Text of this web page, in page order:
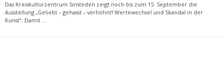
Das Kreiskulturzentrum Sinsteden zeigt noch bis zum 15. September die
Ausstellung „Geliebt – gehasst – verhöhnt! Wertewechsel und Skandal in der
Kunst“. Damit ...